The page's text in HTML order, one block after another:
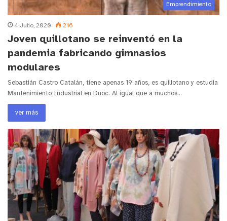
Emprendimiento
4 Julio, 2020 216
Joven quillotano se reinventó en la
pandemia fabricando gimnasios
modulares
Sebastián Castro Catalán, tiene apenas 19 años, es quillotano y estudia
Mantenimiento Industrial en Duoc. Al igual que a muchos…
ver más